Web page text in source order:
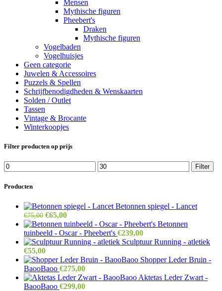
Mensen
Mythische figuren
Pheebert's
Draken
Mythische figuren
Vogelbaden
Vogelhuisjes
Geen categorie
Juwelen & Accessoires
Puzzels & Spellen
Schrijfbenodigdheden & Wenskaarten
Solden / Outlet
Tassen
Vintage & Brocante
Winterkoopjes
Filter producten op prijs
Min.
prijs
Max.
prijs
Filter
Producten
Betonnen spiegel - Lancet
€75,00 Oorspronkelijke
prijs
was:
€75,00.
€65,00Huidige
prijs
is:
€65,00.
Betonnen
tuinbeeld - Oscar - Pheebert's €239,00
Sculptuur Running - atletiek
€55,00
Shopper Leder Bruin -
BaooBaoo €275,00
Aktetas Leder Zwart -
BaooBaoo €299,00